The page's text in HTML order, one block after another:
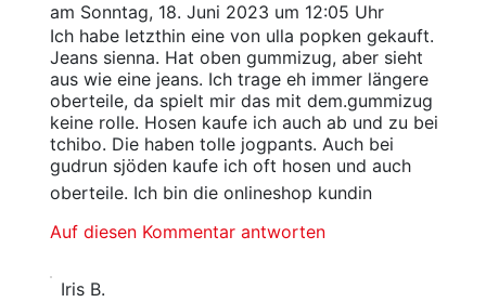
am Sonntag, 18. Juni 2023 um 12:05 Uhr
Ich habe letzthin eine von ulla popken gekauft.
Jeans sienna. Hat oben gummizug, aber sieht
aus wie eine jeans. Ich trage eh immer längere
oberteile, da spielt mir das mit dem.gummizug
keine rolle. Hosen kaufe ich auch ab und zu bei
tchibo. Die haben tolle jogpants. Auch bei
gudrun sjöden kaufe ich oft hosen und auch
oberteile. Ich bin die onlineshop kundin
Auf diesen Kommentar antworten
Iris B.